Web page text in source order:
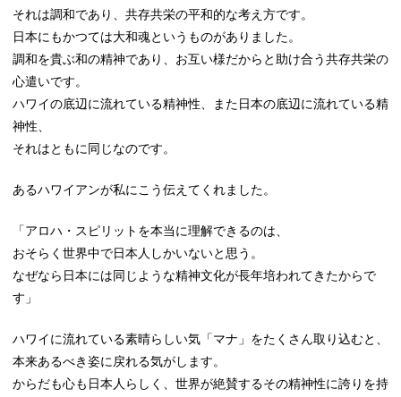
それは調和であり、共存共栄の平和的な考え方です。
日本にもかつては大和魂というものがありました。
調和を貴ぶ和の精神であり、お互い様だからと助け合う共存共栄の
心遣いです。
ハワイの底辺に流れている精神性、また日本の底辺に流れている精
神性、
それはともに同じなのです。
あるハワイアンが私にこう伝えてくれました。
「アロハ・スピリットを本当に理解できるのは、
おそらく世界中で日本人しかいないと思う。
なぜなら日本には同じような精神文化が長年培われてきたからで
す」
ハワイに流れている素晴らしい気「マナ」をたくさん取り込むと、
本来あるべき姿に戻れる気がします。
からだも心も日本人らしく、世界が絶賛するその精神性に誇りを持